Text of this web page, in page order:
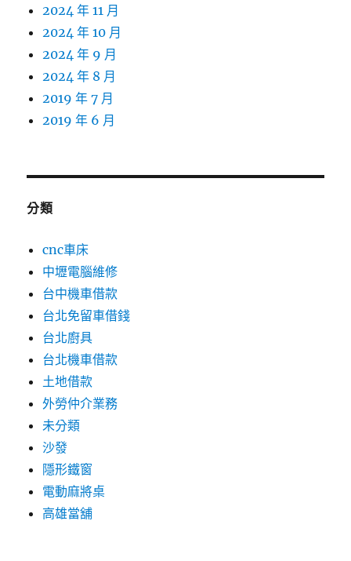
2024 年 11 月
2024 年 10 月
2024 年 9 月
2024 年 8 月
2019 年 7 月
2019 年 6 月
分類
cnc車床
中壢電腦維修
台中機車借款
台北免留車借錢
台北廚具
台北機車借款
土地借款
外勞仲介業務
未分類
沙發
隱形鐵窗
電動麻將桌
高雄當舖